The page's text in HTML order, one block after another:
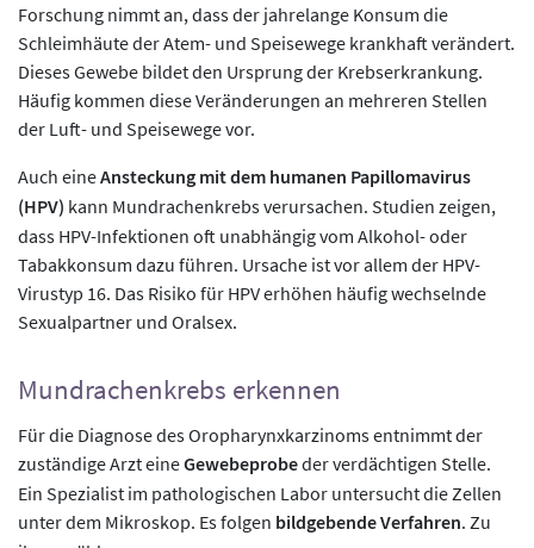
Forschung nimmt an, dass der jahrelange Konsum die
Schleimhäute der Atem- und Speisewege krankhaft verändert.
Dieses Gewebe bildet den Ursprung der Krebserkrankung.
Häufig kommen diese Veränderungen an mehreren Stellen
der Luft- und Speisewege vor.
Auch eineAnsteckung mit dem humanen Papillomavirus
(HPV) kann Mundrachenkrebs verursachen. Studien zeigen,
dass HPV-Infektionen oft unabhängig vom Alkohol- oder
Tabakkonsum dazu führen. Ursache ist vor allem der HPV-
Virustyp 16. Das Risiko für HPV erhöhen häufig wechselnde
Sexualpartner und Oralsex.
Mundrachenkrebs erkennen
Für die Diagnose des Oropharynxkarzinoms entnimmt der
zuständige Arzt eineGewebeprobeder verdächtigen Stelle.
Ein Spezialist im pathologischen Labor untersucht die Zellen
unter dem Mikroskop. Es folgen bildgebende Verfahren. Zu